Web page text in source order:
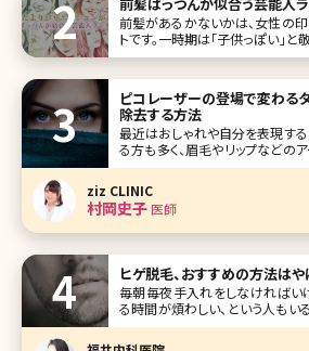
前髪があるかないかは、女性の
トです。一時期は「子供っぽい」
はぱっつん前髪を好んでチョイス
していただきたい女性芸能人を
いきましょう。
ピコレーザーの登場で変わる
除去する方法
最近はおしゃれや自分を表現す
る方も多く、眉毛やリップなどの
います。 読者さんのなかにも施
みると「思った感じと違う……」と
が変わってしまっ
ziz CLINIC
村岡史子医師
ヒゲ脱毛、おすすめの方法は
毎朝毎夜手入れをしなければい
る時間が煩わしい、という人もい
んな人におすすめの選択肢が、「
について見ていきましょう。 【監修医師からのワンポイント】